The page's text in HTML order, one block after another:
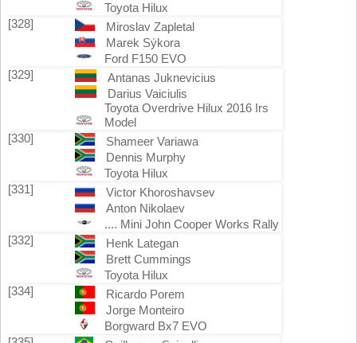
Toyota Hilux
[328]
Miroslav Zapletal
Marek Sýkora
Ford F150 EVO
[329]
Antanas Juknevicius
Darius Vaiciulis
Toyota Overdrive Hilux 2016 Irs
Model
[330]
Shameer Variawa
Dennis Murphy
Toyota Hilux
[331]
Victor Khoroshavsev
Anton Nikolaev
.... Mini John Cooper Works Rally
[332]
Henk Lategan
Brett Cummings
Toyota Hilux
[334]
Ricardo Porem
Jorge Monteiro
Borgward Bx7 EVO